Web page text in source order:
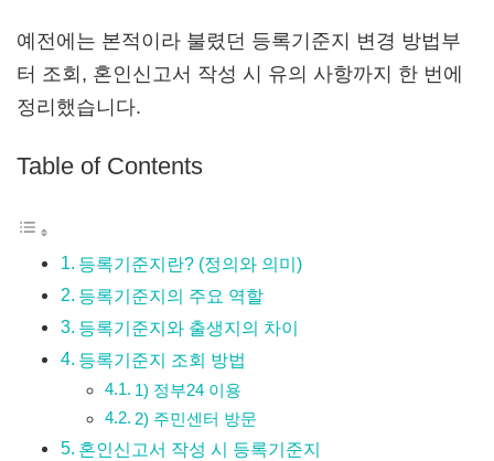
예전에는 본적이라 불렸던 등록기준지 변경 방법부
터 조회, 혼인신고서 작성 시 유의 사항까지 한 번에
정리했습니다.
Table of Contents
등록기준지란? (정의와 의미)
등록기준지의 주요 역할
등록기준지와 출생지의 차이
등록기준지 조회 방법
1) 정부24 이용
2) 주민센터 방문
혼인신고서 작성 시 등록기준지